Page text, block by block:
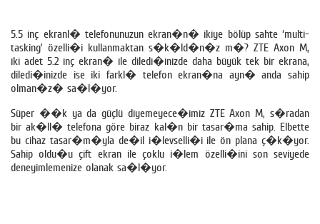
5.5 inç ekranl� telefonunuzun ekran�n� ikiye bölüp sahte ‘multi-
tasking’ özelli�i kullanmaktan s�k�ld�n�z m�? ZTE Axon M,
iki adet 5.2 inç ekran� ile diledi�inizde daha büyük tek bir ekrana,
diledi�inizde ise iki farkl� telefon ekran�na ayn� anda sahip
olman�z� sa�l�yor.
Süper ��k ya da güçlü diyemeyece�imiz ZTE Axon M, s�radan
bir ak�ll� telefona göre biraz kal�n bir tasar�ma sahip. Elbette
bu cihaz tasar�m�yla de�il i�levselli�i ile ön plana ç�k�yor.
Sahip oldu�u çift ekran ile çoklu i�lem özelli�ini son seviyede
deneyimlemenize olanak sa�l�yor.